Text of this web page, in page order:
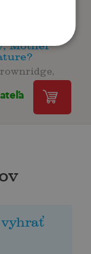
Mother
vyhrať